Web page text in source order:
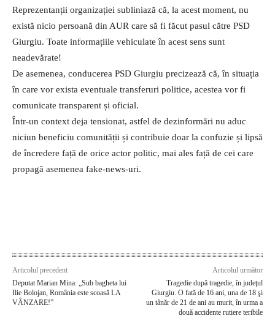
Reprezentanții organizației subliniază că, la acest moment, nu
există nicio persoană din AUR care să fi făcut pasul către PSD
Giurgiu. Toate informațiile vehiculate în acest sens sunt
neadevărate!
De asemenea, conducerea PSD Giurgiu precizează că, în situația
în care vor exista eventuale transferuri politice, acestea vor fi
comunicate transparent și oficial.
Într-un context deja tensionat, astfel de dezinformări nu aduc
niciun beneficiu comunității și contribuie doar la confuzie și lipsă
de încredere față de orice actor politic, mai ales față de cei care
propagă asemenea fake-news-uri.
Articolul precedent
Deputat Marian Mina: „Sub bagheta lui
Ilie Bolojan, România este scoasă LA
VÂNZARE!”
Articolul următor
Tragedie după tragedie, în judeţul
Giurgiu. O fată de 16 ani, una de 18 şi
un tânăr de 21 de ani au murit, în urma a
două accidente rutiere teribile